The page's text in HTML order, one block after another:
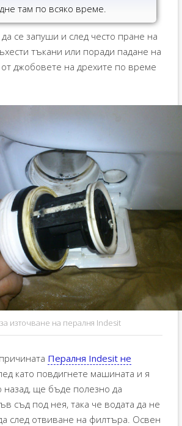
там по всяко време.
се запуши и след често пране на
тъкани или поради падане на
джобовете на дрехите по време
източване на пералня Indesit
Пералня Indesit не
като повдигнете машината и я
назад, ще бъде полезно да
съд под нея, така че водата да не
след отвиване на филтъра. Освен